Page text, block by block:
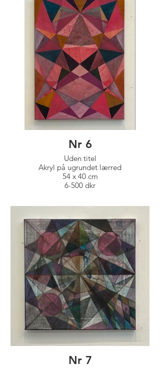
Nr 6
Uden titel
Akryl på ugrundet lærred
54 x 40 cm
6-500 dkr
Nr 7